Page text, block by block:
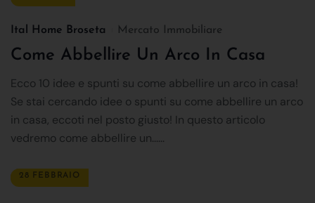
Ital Home Broseta Mercato Immobiliare
Come Abbellire Un Arco In Casa
Ecco 10 idee e spunti su come abbellire un arco in casa!
Se stai cercando idee o spunti su come abbellire un arco
in casa, eccoti nel posto giusto! In questo articolo
vedremo come abbellire un......
28 FEBBRAIO